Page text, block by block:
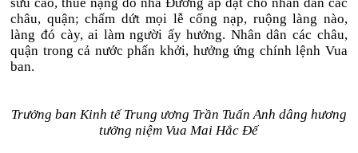
châu, quận; chấm dứt mọi lễ cống nạp, ruộng làng nào,
làng đó cày, ai làm người ấy hưởng. Nhân dân các châu,
quận trong cả nước phấn khởi, hưởng ứng chính lệnh Vua
ban.
Trưởng ban Kinh tế Trung ương Trần Tuấn Anh dâng hương
tưởng niệm Vua Mai Hắc Đế